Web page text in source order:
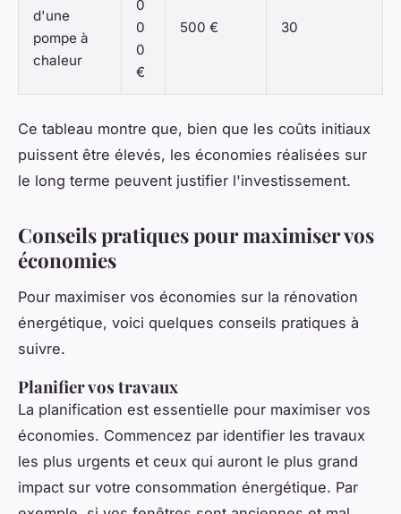
d'une
pompe à
chaleur
0
0
0
€
500 € 30
Ce tableau montre que, bien que les coûts initiaux
puissent être élevés, les économies réalisées sur
le long terme peuvent justifier l'investissement.
Conseils pratiques pour maximiser vos
économies
Pour maximiser vos économies sur la rénovation
énergétique, voici quelques conseils pratiques à
suivre.
Planifier vos travaux
La planification est essentielle pour maximiser vos
économies. Commencez par identifier les travaux
les plus urgents et ceux qui auront le plus grand
impact sur votre consommation énergétique. Par